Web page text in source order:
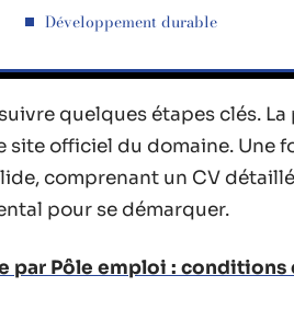
Développement durable
quelques étapes clés. La
officiel du domaine. Une
comprenant un CV
pour se démarquer.
par Pôle emploi : conditions